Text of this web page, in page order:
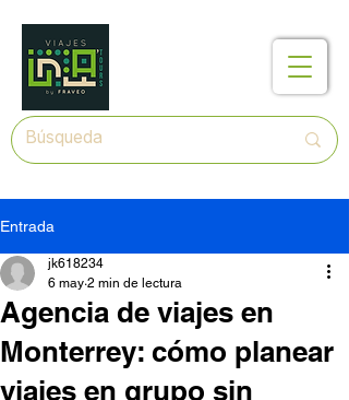
Entrada
Agencia de viajes en
Monterrey: cómo planear
viajes en grupo sin
jk618234
6 may 2 min de lectura